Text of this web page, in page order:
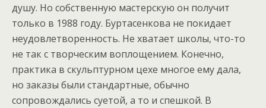
душу. Но собственную мастерскую он получит
только в 1988 году. Буртасенкова не покидает
неудовлетворенность. Не хватает школы, что-то
не так с творческим воплощением. Конечно,
практика в скульптурном цехе многое ему дала,
но заказы были стандартные, обычно
сопровождались суетой, а то и спешкой. В